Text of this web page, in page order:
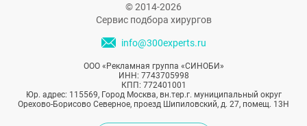
© 2014-2026
Сервис подбора хирургов
info@300experts.ru
ООО «Рекламная группа «СИНОБИ»
ИНН: 7743705998
КПП: 772401001
Юр. адрес: 115569, Город Москва, вн.тер.г. муниципальный округ
Орехово-Борисово Северное, проезд Шипиловский, д. 27, помещ. 13Н